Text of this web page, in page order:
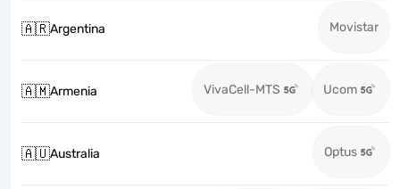
🇦🇷Argentina Movistar
🇦🇲Armenia VivaCell-MTS Ucom
🇦🇺Australia Optus